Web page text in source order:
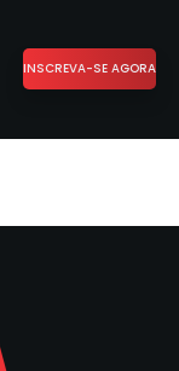
INSCREVA-SE AGORA